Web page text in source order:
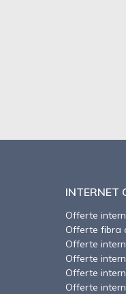
INTERNET
Offerte
Offerte fibra
Offerte
Offerte
Offerte
Offerte